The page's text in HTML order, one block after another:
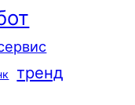
тренд